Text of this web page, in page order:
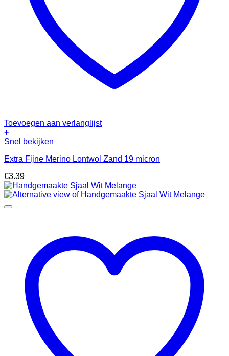
Toevoegen aan verlanglijst
+
Snel bekijken
Extra Fijne Merino Lontwol Zand 19 micron
€3.39